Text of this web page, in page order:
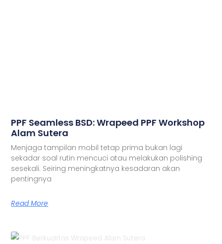
PPF Seamless BSD: Wrapeed PPF Workshop
Alam Sutera
Menjaga tampilan mobil tetap prima bukan lagi
sekadar soal rutin mencuci atau melakukan polishing
sesekali. Seiring meningkatnya kesadaran akan
pentingnya
Read More